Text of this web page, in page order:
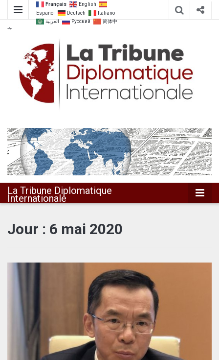
Français
English
Español
Deutsch
Italiano
العربية
Русский
简体中
文
La Tribune
Diplomatique
Internationale
La Tribune Diplomatique
Internationale
Jour : 6 mai 2020